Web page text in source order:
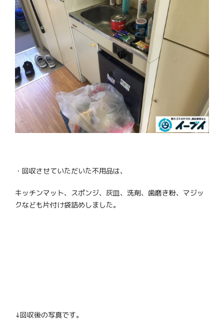
・回収させていただいた不用品は、
キッチンマット、スポンジ、灰皿、洗剤、歯磨き粉、マジッ
クなども片付け袋詰めしました。
↓回収後の写真です。